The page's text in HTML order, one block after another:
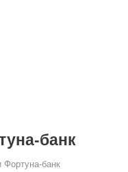
банк
Фортуна-банк